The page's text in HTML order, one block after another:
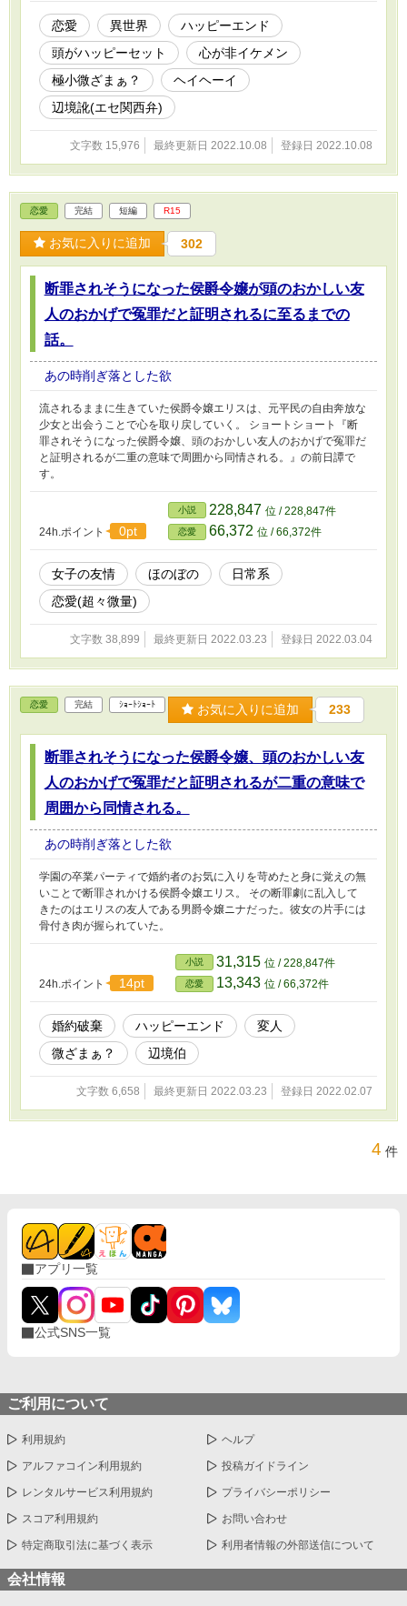
恋愛 異世界
ハッピーエンド
頭がハッピーセット
心が非イケメン
極小微ざまぁ？
ヘイヘーイ
辺境訛(エセ関西弁)
文字数 15,976 最終更新日 2022.10.08 登録日 2022.10.08
恋愛 完結 短編 R15
お気に入りに追加 302
断罪されそうになった侯爵令嬢が頭のおかしい友
人のおかげで冤罪だと証明されるに至るまでの
話。
あの時削ぎ落とした欲
流されるままに生きていた侯爵令嬢エリスは、元平民の自由奔放な
少女と出会うことで心を取り戻していく。 ショートショート『断
罪されそうになった侯爵令嬢、頭のおかしい友人のおかげで冤罪だ
と証明されるが二重の意味で周囲から同情される。』の前日譚で
す。
24h.ポイント 0pt
小説 228,847 位 / 228,847件
恋愛 66,372 位 / 66,372件
女子の友情 ほのぼの
日常系
恋愛(超々微量)
文字数 38,899 最終更新日 2022.03.23 登録日 2022.03.04
恋愛 完結 ｼｮｰﾄｼｮｰﾄ お気に入りに追加 233
断罪されそうになった侯爵令嬢、頭のおかしい友
人のおかげで冤罪だと証明されるが二重の意味で
周囲から同情される。
あの時削ぎ落とした欲
学園の卒業パーティで婚約者のお気に入りを苛めたと身に覚えの無
いことで断罪されかける侯爵令嬢エリス。 その断罪劇に乱入して
きたのはエリスの友人である男爵令嬢ニナだった。彼女の片手には
骨付き肉が握られていた。
24h.ポイント 14pt
小説 31,315 位 / 228,847件
恋愛 13,343 位 / 66,372件
婚約破棄 ハッピーエンド
変人
微ざまぁ？
辺境伯
文字数 6,658 最終更新日 2022.03.23 登録日 2022.02.07
4 件
アプリ一覧
公式SNS一覧
ご利用について
利用規約 ヘルプ
アルファコイン利用規約 投稿ガイドライン
レンタルサービス利用規約 プライバシーポリシー
スコア利用規約 お問い合わせ
特定商取引法に基づく表示 利用者情報の外部送信について
会社情報